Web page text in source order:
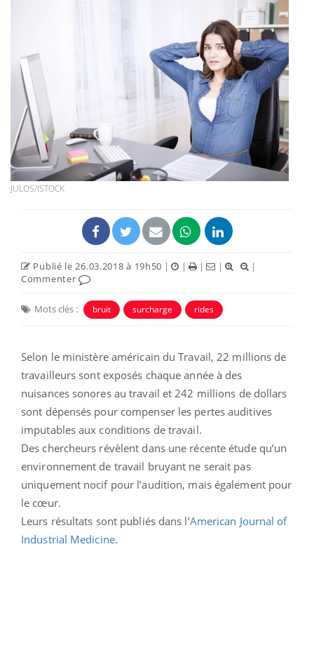
JULOS/ISTOCK
Publié le 26.03.2018 à 19h50 | | | |
|
Commenter
Mots clés : bruit surcharge rides
Selon le ministère américain du Travail, 22 millions de
travailleurs sont exposés chaque année à des
nuisances sonores au travail et 242 millions de dollars
sont dépensés pour compenser les pertes auditives
imputables aux conditions de travail.
Des chercheurs révèlent dans une récente étude qu’un
environnement de travail bruyant ne serait pas
uniquement nocif pour l’audition, mais également pour
le cœur.
Leurs résultats sont publiés dans l’American Journal of
Industrial Medicine.